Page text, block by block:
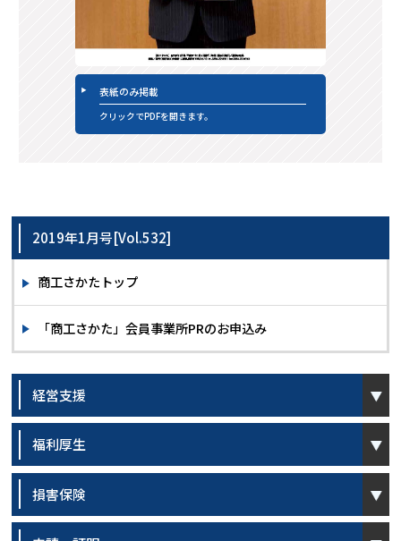
表紙のみ掲載
クリックでPDFを開きます。
2019年1月号[Vol.532]
商工さかたトップ
「商工さかた」会員事業所PRのお申込み
経営支援
福利厚生
損害保険